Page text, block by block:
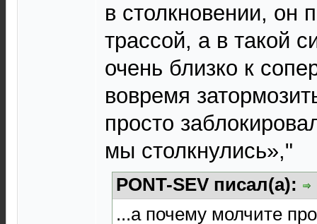
в столкновении, он
трассой, а в такой
очень близко к
вовремя
просто
мы столкнулись»,"
PONT-SEV писал(а):
...а почему молчите